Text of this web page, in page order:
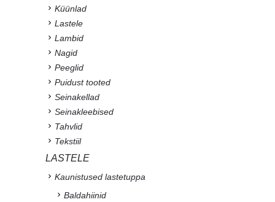
Küünlad
Lastele
Lambid
Nagid
Peeglid
Puidust tooted
Seinakellad
Seinakleebised
Tahvlid
Tekstiil
LASTELE
Kaunistused lastetuppa
Baldahiinid